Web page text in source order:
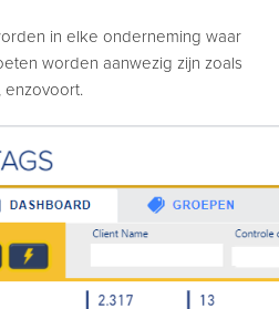
in elke onderneming waar
worden aanwezig zijn zoals
enzovoort.